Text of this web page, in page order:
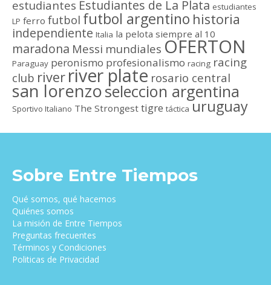
estudiantes Estudiantes de La Plata estudiantes
LP ferro futbol futbol argentino historia
independiente Italia la pelota siempre al 10
maradona Messi mundiales OFERTON
Paraguay peronismo profesionalismo racing racing
club river river plate rosario central
san lorenzoseleccion argentina
Sportivo Italiano The Strongest tigre táctica uruguay
Sobre Entre Tiempos
Qué somos, qué hacemos
Quiénes somos
La misión de Entre Tiempos
Preguntas frecuentes
Términos y Condiciones
Politicas de Privacidad